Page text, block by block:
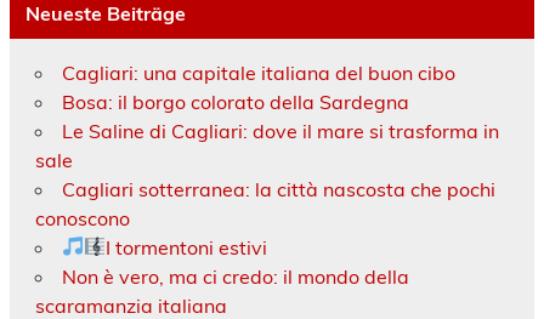
Neueste Beiträge
Cagliari: una capitale italiana del buon cibo
Bosa: il borgo colorato della Sardegna
Le Saline di Cagliari: dove il mare si trasforma in
sale
Cagliari sotterranea: la città nascosta che pochi
conoscono
I tormentoni estivi
Non è vero, ma ci credo: il mondo della
scaramanzia italiana